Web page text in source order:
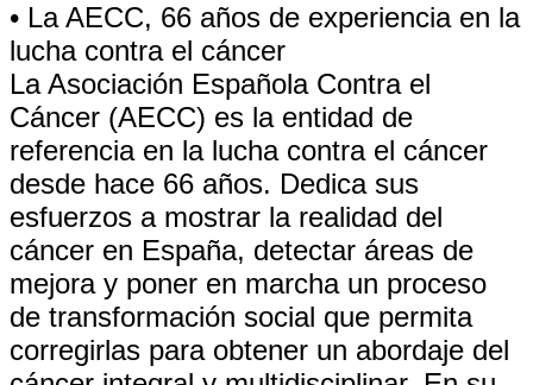
• La AECC, 66 años de experiencia en la
lucha contra el cáncer
La Asociación Española Contra el
Cáncer (AECC) es la entidad de
referencia en la lucha contra el cáncer
desde hace 66 años. Dedica sus
esfuerzos a mostrar la realidad del
cáncer en España, detectar áreas de
mejora y poner en marcha un proceso
de transformación social que permita
corregirlas para obtener un abordaje del